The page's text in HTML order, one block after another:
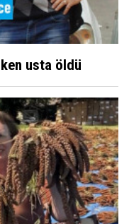
usta öldü